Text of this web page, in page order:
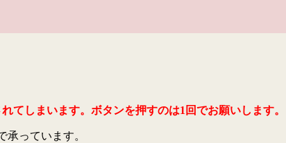
しまいます。ボタンを押すのは1回でお願いします。
承っています。